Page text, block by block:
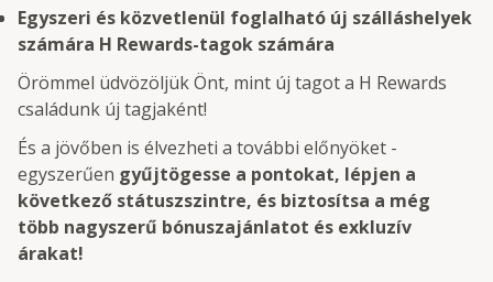
Egyszeri és közvetlenül foglalható új szálláshelyek
számára H Rewards-tagok számára
Örömmel üdvözöljük Önt, mint új tagot a H Rewards
családunk új tagjaként!
És a jövőben is élvezheti a további előnyöket -
egyszerűen gyűjtögesse a pontokat, lépjen a
következő státuszszintre, és biztosítsa a még
több nagyszerű bónuszajánlatot és exkluzív
árakat!